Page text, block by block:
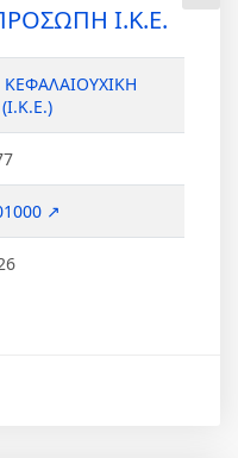
Ι.Κ.Ε.
ΚΕΦΑΛΑΙΟΥΧΙΚΗ
↗